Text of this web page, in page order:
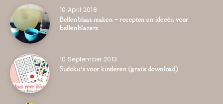
10 April 2018
Bellenblaas maken – recepten en ideeën voor
bellenblazers
10 September 2013
Sudoku’s voor kinderen (gratis download)